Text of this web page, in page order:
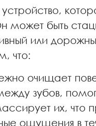
устройство,
быть
или
что:
очищает
зубов,
их, что
ощущения в